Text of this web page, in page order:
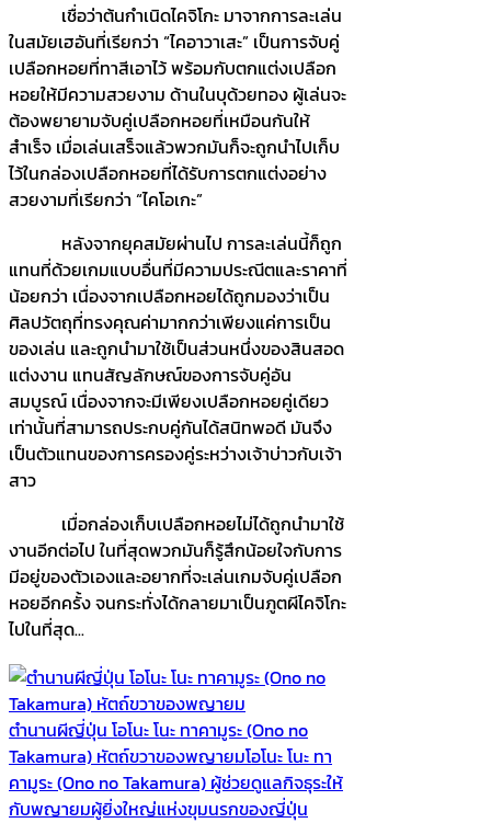
เชื่อว่าต้นกำเนิดไคจิโกะ มาจากการละเล่น
ในสมัยเฮอันที่เรียกว่า “ไคอาวาเสะ” เป็นการจับคู่
เปลือกหอยที่ทาสีเอาไว้ พร้อมกับตกแต่งเปลือก
หอยให้มีความสวยงาม ด้านในบุด้วยทอง ผู้เล่นจะ
ต้องพยายามจับคู่เปลือกหอยที่เหมือนกันให้
สำเร็จ เมื่อเล่นเสร็จแล้วพวกมันก็จะถูกนำไปเก็บ
ไว้ในกล่องเปลือกหอยที่ได้รับการตกแต่งอย่าง
สวยงามที่เรียกว่า “ไคโอเกะ”
หลังจากยุคสมัยผ่านไป การละเล่นนี้ก็ถูก
แทนที่ด้วยเกมแบบอื่นที่มีความประณีตและราคาที่
น้อยกว่า เนื่องจากเปลือกหอยได้ถูกมองว่าเป็น
ศิลปวัตถุที่ทรงคุณค่ามากกว่าเพียงแค่การเป็น
ของเล่น และถูกนำมาใช้เป็นส่วนหนึ่งของสินสอด
แต่งงาน แทนสัญลักษณ์ของการจับคู่อัน
สมบูรณ์ เนื่องจากจะมีเพียงเปลือกหอยคู่เดียว
เท่านั้นที่สามารถประกบคู่กันได้สนิทพอดี มันจึง
เป็นตัวแทนของการครองคู่ระหว่างเจ้าบ่าวกับเจ้า
สาว
เมื่อกล่องเก็บเปลือกหอยไม่ได้ถูกนำมาใช้
งานอีกต่อไป ในที่สุดพวกมันก็รู้สึกน้อยใจกับการ
มีอยู่ของตัวเองและอยากที่จะเล่นเกมจับคู่เปลือก
หอยอีกครั้ง จนกระทั่งได้กลายมาเป็นภูตผีไคจิโกะ
ไปในที่สุด...
ตำนานผีญี่ปุ่น โอโนะ โนะ ทาคามูระ (Ono no
Takamura) หัตถ์ขวาของพญายมโอโนะ โนะ ทา
คามูระ (Ono no Takamura) ผู้ช่วยดูแลกิจธุระให้
กับพญายมผู้ยิ่งใหญ่แห่งขุมนรกของญี่ปุ่น